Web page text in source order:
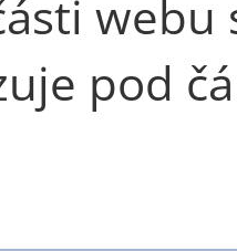
webu
pod